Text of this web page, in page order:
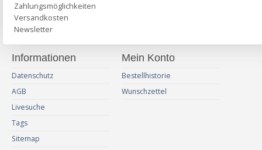
Zahlungsmöglichkeiten
Versandkosten
Newsletter
Informationen
Datenschutz
AGB
Livesuche
Tags
Sitemap
Mein Konto
Bestellhistorie
Wunschzettel